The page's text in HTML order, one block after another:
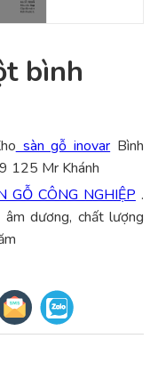
bình
sàn gỗ inovar Bình
125 Mr Khánh
GỖ CÔNG NGHIỆP .
dương, chất lượng